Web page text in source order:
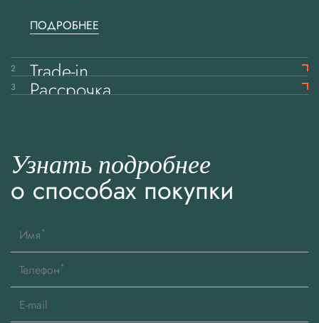
ПОДРОБНЕЕ
2 Trade-in
3 Рассрочка
Узнать подробнее
о способах покупки
Имя*
Телефон*
E-mail